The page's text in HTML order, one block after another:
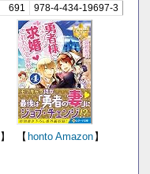
691 978-4-434-19697-3
】 【 honto Amazon 】